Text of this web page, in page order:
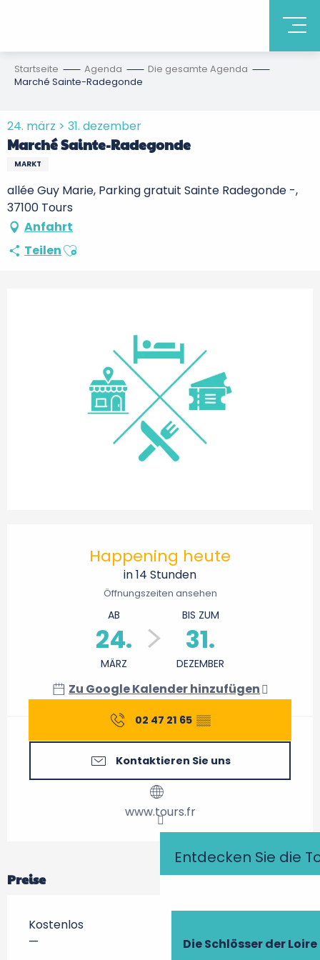
Entdecken Sie die
Die Schlösser der Loire
Startseite Agenda
Die gesamte Agenda
Marché Sainte-Radegonde
24. märz > 31. dezember
Marché Sainte-Radegonde
MARKT
allée Guy Marie, Parking gratuit Sainte Radegonde -,
37100 Tours
Anfahrt
TeilenAjouter aux favoris
Happening heute
in 14 Stunden
Öffnungszeiten ansehen
AB
24.
MÄRZ
BIS ZUM
31.
DEZEMBER
Zu Google Kalender hinzufügen
02 47 21 65 ▒▒
Kontaktieren Sie uns
www.tours.fr
Preise
Kostenlos
—